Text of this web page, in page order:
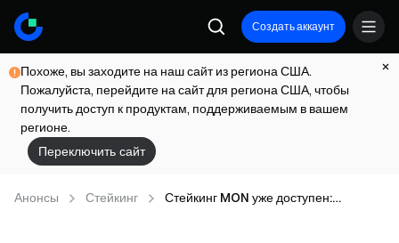
Создать аккаунт
Похоже, вы заходите на наш сайт из региона США.
Пожалуйста, перейдите на сайт для региона США, чтобы
получить доступ к продуктам, поддерживаемым в вашем
регионе.
Переключить сайт
Анонсы Стейкинг
Стейкинг MON уже доступен: